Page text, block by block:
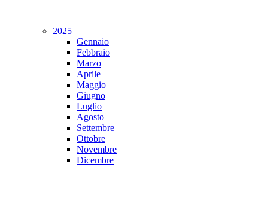
2025
Gennaio
Febbraio
Marzo
Aprile
Maggio
Giugno
Luglio
Agosto
Settembre
Ottobre
Novembre
Dicembre